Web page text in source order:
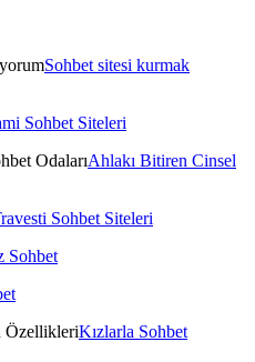
Sohbet sitesi kurmak
Sohbet Siteleri
Ahlakı Bitiren Cinsel
Sohbet Siteleri
Sohbet
Kızlarla Sohbet